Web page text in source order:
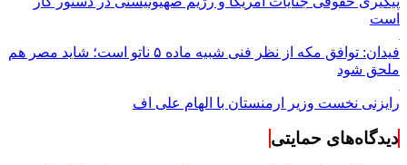
است
فیدان: توافق مکه از نظر فنی شبیه ماده ۵ ناتو است؛ شاید مصر هم
ملحق شود
رایزنی نخست وزیر ارمنستان با الهام علی اف
دیدگاه‌های حمایتی